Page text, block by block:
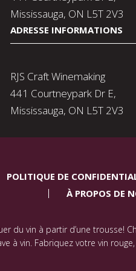
Mississauga, ON L5T 2V3
ADRESSE INFORMATIONS
RJS Craft Winemaking
441 Courtneypark Dr E,
Mississauga, ON L5T 2V3
POLITIQUE DE
À PROPOS DE
du vin à partir d’une trousse!
à vin. Fabriquez votre vin